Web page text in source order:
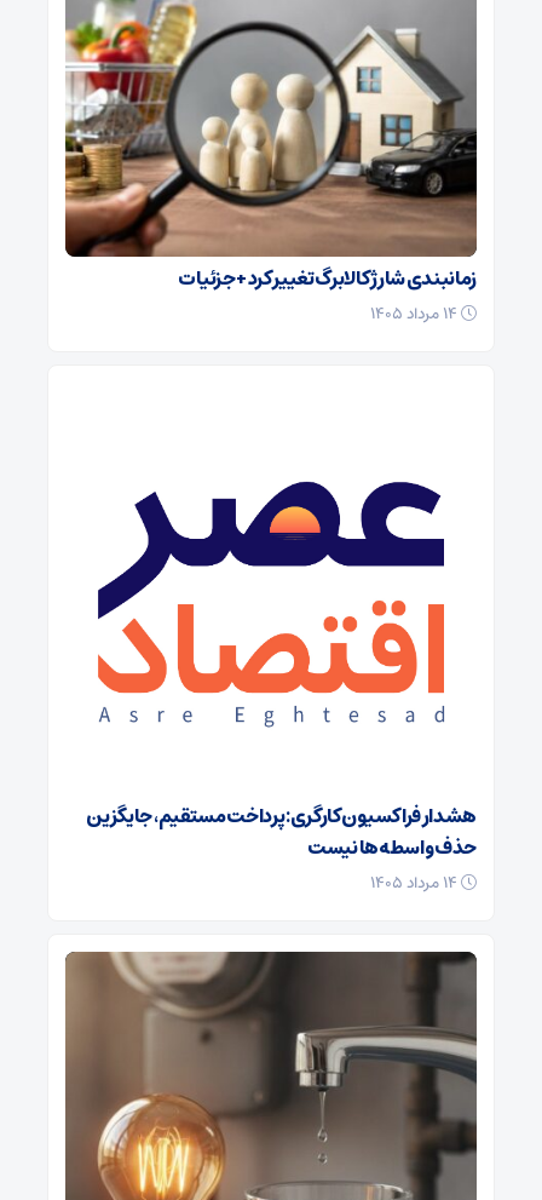
زمانبندی شارژ کالابرگ تغییر کرد + جزئیات
هشدار فراکسیون کارگری: پرداخت مستقیم، جایگزین
حذف واسطه‌ها نیست